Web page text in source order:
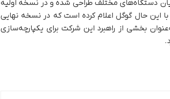
دستگاه‌های مختلف طراحی شده و در نسخه اولیه
این حال گوگل اعلام کرده است که در نسخه نهایی
و به‌عنوان بخشی از راهبرد این شرکت برای یکپارچه‌سازی